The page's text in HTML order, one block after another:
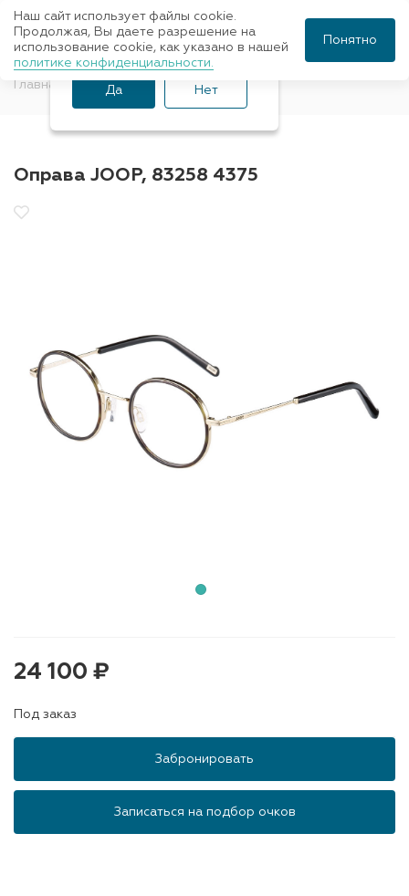
Главная Оправы для очков JOOP
Оправа JOOP, 83258 4375
24 100 ₽
Под заказ
Забронировать
Записаться на подбор очков
Ваш город Санкт-
Петербург?
Да Нет
Наш сайт использует файлы cookie.
Продолжая, Вы даете разрешение на
использование cookie, как указано в нашей
политике конфиденциальности.
Понятно